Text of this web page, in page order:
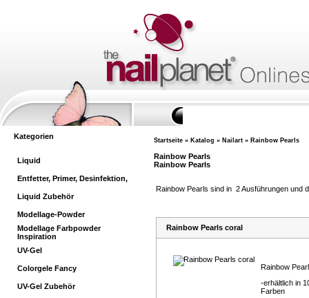
Kategorien
Liquid
Entfetter, Primer, Desinfektion,
Liquid Zubehör
Modellage-Powder
Modellage Farbpowder
Inspiration
UV-Gel
Colorgele Fancy
UV-Gel Zubehör
Startseite » Katalog » Nailart » Rainbow Pearls
Rainbow Pearls
Rainbow Pearls
Rainbow Pearls sind in 2 Ausführungen und
Rainbow Pearls coral
Rainbow
-erhältlich in
Farben